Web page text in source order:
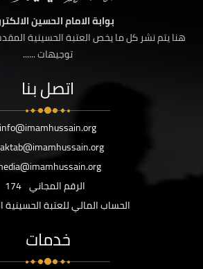
بوابة الامام الحسين
هنا يتم نشر كل ما يخص العتبة الحسينية
توجيهات ......
اتصل بنا
info@imamhussain.org
الرقم المجاني 174
الحساب المالي للعتبة
خدمات